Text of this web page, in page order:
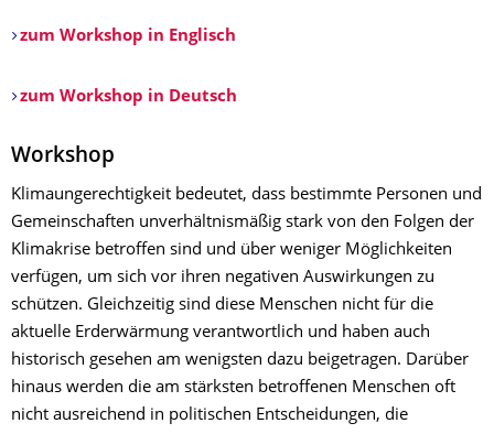
zum Workshop in Englisch
zum Workshop in Deutsch
Workshop
Klimaungerechtigkeit bedeutet, dass bestimmte Personen und
Gemeinschaften unverhältnismäßig stark von den Folgen der
Klimakrise betroffen sind und über weniger Möglichkeiten
verfügen, um sich vor ihren negativen Auswirkungen zu
schützen. Gleichzeitig sind diese Menschen nicht für die
aktuelle Erderwärmung verantwortlich und haben auch
historisch gesehen am wenigsten dazu beigetragen. Darüber
hinaus werden die am stärksten betroffenen Menschen oft
nicht ausreichend in politischen Entscheidungen, die